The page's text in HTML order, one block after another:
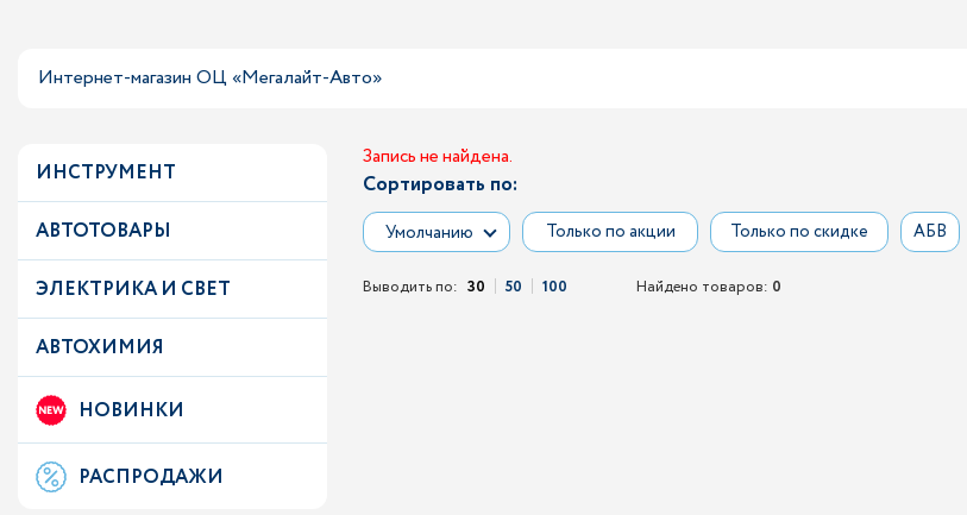
Интернет-магазин ОЦ «Мегалайт-Авто»
ИНСТРУМЕНТ
АВТОТОВАРЫ
ЭЛЕКТРИКА И СВЕТ
АВТОХИМИЯ
НОВИНКИ
РАСПРОДАЖИ
Запись не найдена.
Сортировать по:
Умолчанию Только по акции Только по скидке АБВ
Выводить по: 30 50 100 Найдено товаров: 0